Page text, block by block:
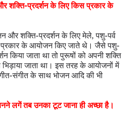
शक्ति-प्रदर्शन के लिए किस प्रकार के
और शक्ति-प्रदर्शन के लिए मेले, पशु-पर्व
के आयोजन किए जाते थे। जैसे पशु-
किया जाता था तो पुरूषों को अपनी शक्ति
जाता था। इस तरह के आयोजनों में
संगीत के साथ भोजन आदि की भी
लगें तब उनका टूट जाना ही अच्छा है।